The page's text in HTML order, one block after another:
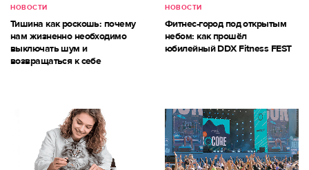
НОВОСТИ
Тишина как роскошь: почему
нам жизненно необходимо
выключать шум и
возвращаться к себе
НОВОСТИ
Фитнес-город под открытым
небом: как прошёл
юбилейный DDX Fitness FEST